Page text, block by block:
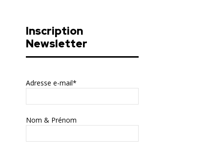
Inscription
Newsletter
Adresse e-mail*
Nom & Prénom